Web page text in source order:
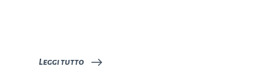
Leggi tutto